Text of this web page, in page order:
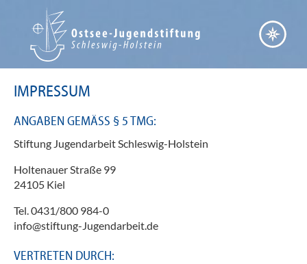
IMPRESSUM
ANGABEN GEMÄSS § 5 TMG:
Stiftung Jugendarbeit Schleswig-Holstein
Holtenauer Straße 99
24105 Kiel
Tel. 0431/800 984-0
info@stiftung-Jugendarbeit.de
VERTRETEN DURCH: